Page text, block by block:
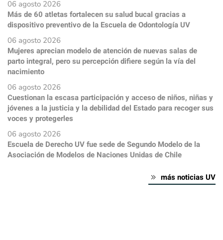
06 agosto 2026
Más de 60 atletas fortalecen su salud bucal gracias a
dispositivo preventivo de la Escuela de Odontología UV
06 agosto 2026
Mujeres aprecian modelo de atención de nuevas salas de
parto integral, pero su percepción difiere según la vía del
nacimiento
06 agosto 2026
Cuestionan la escasa participación y acceso de niños, niñas y
jóvenes a la justicia y la debilidad del Estado para recoger sus
voces y protegerles
06 agosto 2026
Escuela de Derecho UV fue sede de Segundo Modelo de la
Asociación de Modelos de Naciones Unidas de Chile
más noticias UV